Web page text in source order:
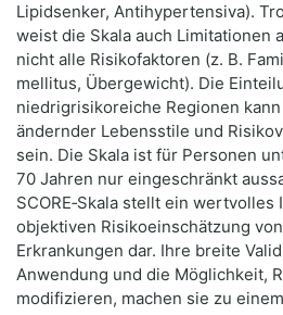
Lipidsenker, Antihypertensiva).
weist die Skala auch Limitationen
nicht alle Risikofaktoren (z. B.
mellitus, Übergewicht). Die
niedrigrisikoreiche Regionen
ändernder Lebensstile und
sein. Die Skala ist für Personen
70 Jahren nur eingeschränkt
SCORE‑Skala stellt ein
objektiven Risikoeinschätzung
Erkrankungen dar. Ihre breite
Anwendung und die Möglichkeit,
modifizieren, machen sie zu